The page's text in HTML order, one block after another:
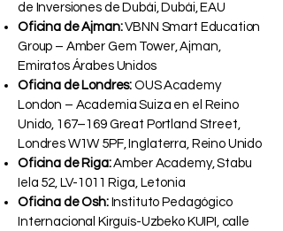
de Inversiones de Dubái, Dubái, EAU
Oficina de Ajman:VBNN Smart Education
Group – Amber Gem Tower, Ajman,
Emiratos Árabes Unidos
Oficina de Londres: OUS Academy
London – Academia Suiza en el Reino
Unido, 167–169 Great Portland Street,
Londres W1W 5PF, Inglaterra, Reino Unido
Oficina de Riga:Amber Academy, Stabu
Iela 52, LV-1011 Riga, Letonia
Oficina de Osh:Instituto Pedagógico
Internacional Kirguís-Uzbeko KUIPI, calle